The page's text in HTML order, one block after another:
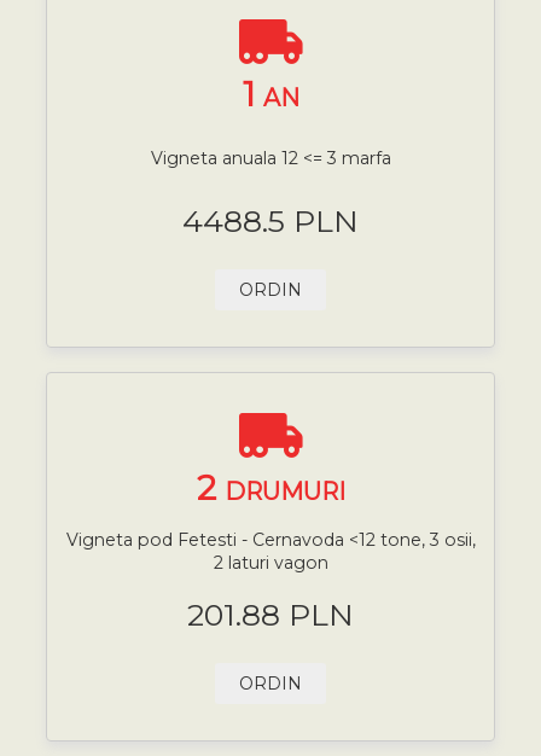
1 AN
Vigneta anuala 12 <= 3 marfa
4488.5 PLN
ORDIN
2 DRUMURI
Vigneta pod Fetesti - Cernavoda <12 tone, 3 osii,
2 laturi vagon
201.88 PLN
ORDIN